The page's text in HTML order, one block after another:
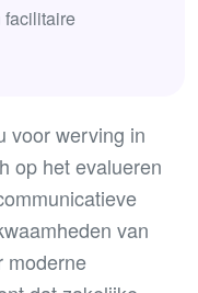
facilitaire
voor werving in
op het evalueren
van
moderne